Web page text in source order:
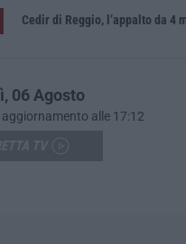
06 Agosto
alle 17:12